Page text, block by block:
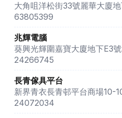
大角咀洋松街33號麗華大廈
63805399
兆輝電腦
葵興光輝圍嘉寶大廈地下E3
24266745
長青傢具平台
新界青衣長青邨平台商場10-
24072034